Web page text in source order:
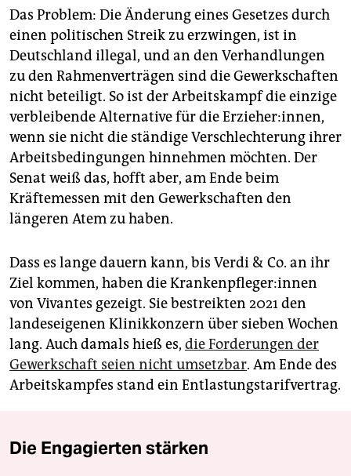
Das Problem: Die Änderung eines Gesetzes durch
einen politischen Streik zu erzwingen, ist in
Deutschland illegal, und an den Verhandlungen
zu den Rahmenverträgen sind die Gewerkschaften
nicht beteiligt. So ist der Arbeitskampf die einzige
verbleibende Alternative für die Erzieher:innen,
wenn sie nicht die ständige Verschlechterung ihrer
Arbeitsbedingungen hinnehmen möchten. Der
Senat weiß das, hofft aber, am Ende beim
Kräftemessen mit den Gewerkschaften den
längeren Atem zu haben.
Dass es lange dauern kann, bis Verdi & Co. an ihr
Ziel kommen, haben die Kran­ken­pfle­ge­r:in­nen
von Vivantes gezeigt. Sie bestreikten 2021 den
landeseigenen Klinikkonzern über sieben Wochen
lang. Auch damals hieß es, die Forderungen der
Gewerkschaft seien nicht umsetzbar. Am Ende des
Arbeitskampfes stand ein Entlastungstarifvertrag.
Die Engagierten stärken